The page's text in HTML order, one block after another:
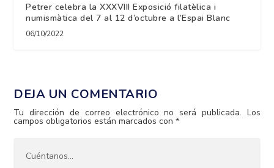
Petrer celebra la XXXVIII Exposició filatèlica i
numismàtica del 7 al 12 d’octubre a l’Espai Blanc
06/10/2022
DEJA UN COMENTARIO
Tu dirección de correo electrónico no será publicada. Los
campos obligatorios están marcados con*